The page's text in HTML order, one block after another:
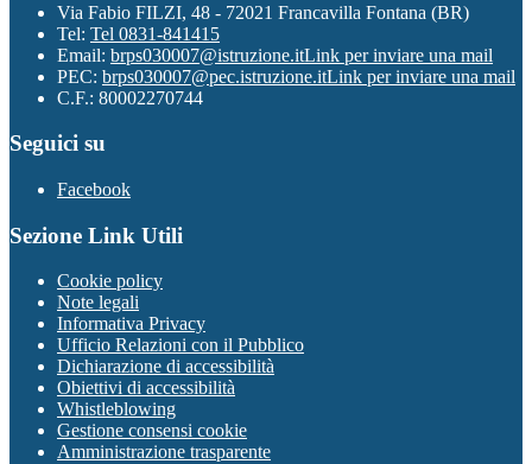
Via Fabio FILZI, 48 - 72021 Francavilla Fontana (BR)
Tel: Tel 0831-841415
Email: brps030007@istruzione.itLink per inviare una mail
PEC: brps030007@pec.istruzione.itLink per inviare una mail
C.F.: 80002270744
Seguici su
Facebook
Sezione Link Utili
Cookie policy
Note legali
Informativa Privacy
Ufficio Relazioni con il Pubblico
Dichiarazione di accessibilità
Obiettivi di accessibilità
Whistleblowing
Gestione consensi cookie
Amministrazione trasparente